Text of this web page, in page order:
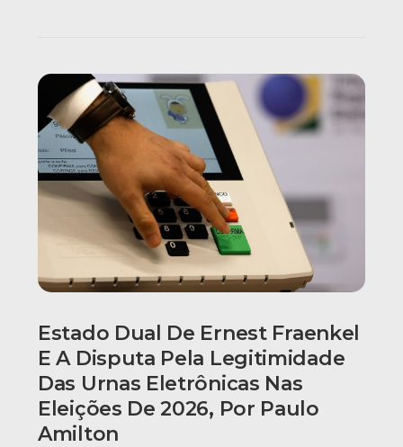
Estado Dual De Ernest Fraenkel
E A Disputa Pela Legitimidade
Das Urnas Eletrônicas Nas
Eleições De 2026, Por Paulo
Amilton